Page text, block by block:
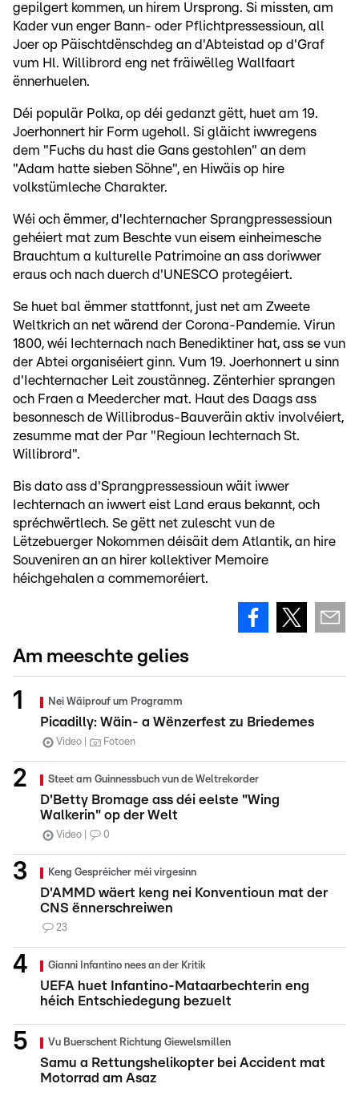
gepilgert kommen, un hirem Ursprong. Si missten, am
Kader vun enger Bann- oder Pflichtpressessioun, all
Joer op Päischtdënschdeg an d'Abteistad op d'Graf
vum Hl. Willibrord eng net fräiwëlleg Wallfaart
ënnerhuelen.
Déi populär Polka, op déi gedanzt gëtt, huet am 19.
Joerhonnert hir Form ugeholl. Si gläicht iwwregens
dem "Fuchs du hast die Gans gestohlen" an dem
"Adam hatte sieben Söhne", en Hiwäis op hire
volkstümleche Charakter.
Wéi och ëmmer, d'Iechternacher Sprangpressessioun
gehéiert mat zum Beschte vun eisem einheimesche
Brauchtum a kulturelle Patrimoine an ass doriwwer
eraus och nach duerch d'UNESCO protegéiert.
Se huet bal ëmmer stattfonnt, just net am Zweete
Weltkrich an net wärend der Corona-Pandemie. Virun
1800, wéi Iechternach nach Benediktiner hat, ass se vun
der Abtei organiséiert ginn. Vum 19. Joerhonnert u sinn
d'Iechternacher Leit zoustänneg. Zënterhier sprangen
och Fraen a Meedercher mat. Haut des Daags ass
besonnesch de Willibrodus-Bauveräin aktiv involvéiert,
zesumme mat der Par "Regioun Iechternach St.
Willibrord".
Bis dato ass d'Sprangpressessioun wäit iwwer
Iechternach an iwwert eist Land eraus bekannt, och
spréchwërtlech. Se gëtt net zulescht vun de
Lëtzebuerger Nokommen déisäit dem Atlantik, an hire
Souveniren an an hirer kollektiver Memoire
héichgehalen a commemoréiert.
Am meeschte gelies
Nei Wäiprouf um Programm
Picadilly: Wäin- a Wënzerfest zu Briedemes
Video Fotoen
Steet am Guinnessbuch vun de Weltrekorder
D'Betty Bromage ass déi eelste "Wing
Walkerin" op der Welt
Video 0
Keng Gespréicher méi virgesinn
D'AMMD wäert keng nei Konventioun mat der
CNS ënnerschreiwen
23
Gianni Infantino nees an der Kritik
UEFA huet Infantino-Mataarbechterin eng
héich Entschiedegung bezuelt
Vu Buerschent Richtung Giewelsmillen
Samu a Rettungshelikopter bei Accident mat
Motorrad am Asaz